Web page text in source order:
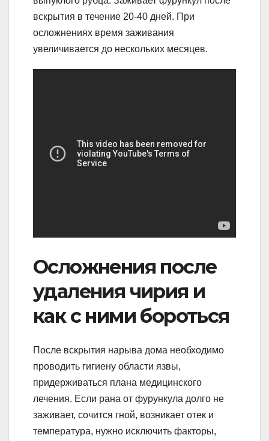
вскрытия в течение 20-40 дней. При
осложнениях время заживания
увеличивается до нескольких месяцев.
Осложнения после
удаления чирия и
как с ними бороться
После вскрытия нарыва дома необходимо
проводить гигиену области язвы,
придерживаться плана медицинского
лечения. Если рана от фурункула долго не
заживает, сочится гной, возникает отек и
температура, нужно исключить факторы,